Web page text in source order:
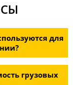
для
грузовых